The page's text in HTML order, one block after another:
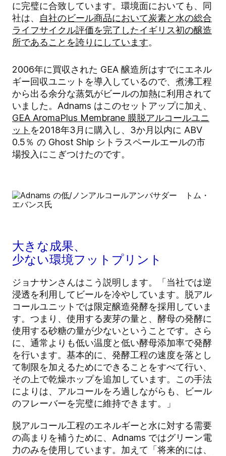
に完璧に合致しています。環境面においても、同
社は、 自社のビール商品において炭素と水の総合
ライフサイクル評価を完了したイギリス初の醸造
所であることを誇りにしています。
2006年に買収された GEA 醸造所はすでにエネル
ギー回収ユニットを導入しているので、 煮沸工程
から出る余分な蒸気がビールの加熱に利用されて
いました。Adnams はこのセットアップに加え、
GEA AromaPlus Membrane 膜脱アルコールユニ
ット を2018年3月に購入し、3か月以内に ABV
0.5％ の Ghost Ship シトラスペールエールの市
場投入にこぎつけたのです。
大きな成果、
少ない環境フットプリント
ジョナサンさんはこう説明します。「当社では逆
浸透を利用してビールを冷やしています。脱アル
コールユニットでは限定醸造発酵を採用していま
す。つまり、使用する麦芽の量と、酵母の発酵に
使用する砂糖の量が少ないということです。さら
に、通常よりも低い温度と低い酵母添加率で発酵
を行います。基本的に、発酵工程の速度を落とし
て制限を加えるためにできることをすべて行い、
その上で乾燥ホップを追加しています。この手法
によりは、 アルコールをろ過しながらも、ビール
のフレーバーを完璧に維持できます。」
脱アルコール工程のエネルギーと水に対する需要
の高まりを補うために、Adnams ではグリーン電
力のみを使用しています。加えて「将来的には、